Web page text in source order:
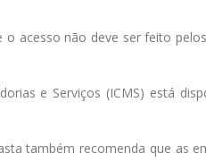
acesso não deve ser feito
e Serviços (ICMS) está
também recomenda que as